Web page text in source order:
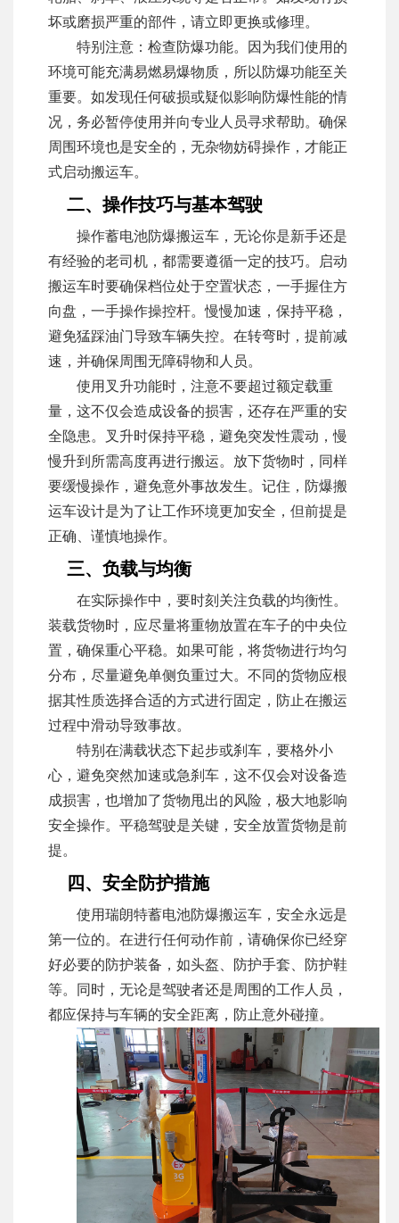
坏或磨损严重的部件，请立即更换或修理。
特别注意：检查防爆功能。因为我们使用的
环境可能充满易燃易爆物质，所以防爆功能至关
重要。如发现任何破损或疑似影响防爆性能的情
况，务必暂停使用并向专业人员寻求帮助。确保
周围环境也是安全的，无杂物妨碍操作，才能正
式启动搬运车。
二、操作技巧与基本驾驶
操作蓄电池防爆搬运车，无论你是新手还是
有经验的老司机，都需要遵循一定的技巧。启动
搬运车时要确保档位处于空置状态，一手握住方
向盘，一手操作操控杆。慢慢加速，保持平稳，
避免猛踩油门导致车辆失控。在转弯时，提前减
速，并确保周围无障碍物和人员。
使用叉升功能时，注意不要超过额定载重
量，这不仅会造成设备的损害，还存在严重的安
全隐患。叉升时保持平稳，避免突发性震动，慢
慢升到所需高度再进行搬运。放下货物时，同样
要缓慢操作，避免意外事故发生。记住，防爆搬
运车设计是为了让工作环境更加安全，但前提是
正确、谨慎地操作。
三、负载与均衡
在实际操作中，要时刻关注负载的均衡性。
装载货物时，应尽量将重物放置在车子的中央位
置，确保重心平稳。如果可能，将货物进行均匀
分布，尽量避免单侧负重过大。不同的货物应根
据其性质选择合适的方式进行固定，防止在搬运
过程中滑动导致事故。
特别在满载状态下起步或刹车，要格外小
心，避免突然加速或急刹车，这不仅会对设备造
成损害，也增加了货物甩出的风险，极大地影响
安全操作。平稳驾驶是关键，安全放置货物是前
提。
四、安全防护措施
使用瑞朗特蓄电池防爆搬运车，安全永远是
第一位的。在进行任何动作前，请确保你已经穿
好必要的防护装备，如头盔、防护手套、防护鞋
等。同时，无论是驾驶者还是周围的工作人员，
都应保持与车辆的安全距离，防止意外碰撞。